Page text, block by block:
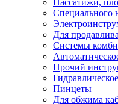
Специального
Для
Системы
Прочий
Пинцеты
Для обжима